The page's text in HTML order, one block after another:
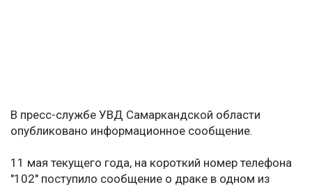
В пресс-службе УВД Самаркандской области
опубликовано информационное сообщение.
11 мая текущего года, на короткий номер телефона
"102" поступило сообщение о драке в одном из